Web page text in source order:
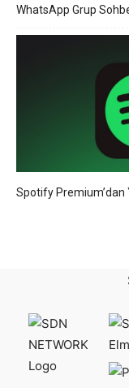
WhatsApp Grup
Spotify Premium’dan